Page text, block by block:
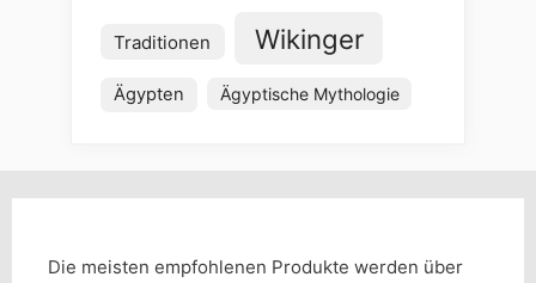
Traditionen Wikinger
Ägypten Ägyptische Mythologie
Die meisten empfohlenen Produkte werden über